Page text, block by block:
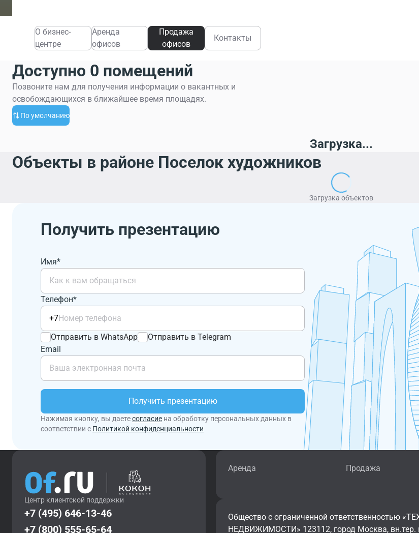
О бизнес-
центре
Аренда
офисов
Продажа
офисов
Контакты
Доступно 0 помещений
Позвоните нам для получения информации о вакантных и
освобождающихся в ближайшее время площадях.
По умолчанию
Загрузка...
Объекты в районе Поселок художников
Загрузка объектов
Получить презентацию
Имя*
Телефон*
+7
Отправить в WhatsApp
Отправить в Telegram
Email
Получить презентацию
Нажимая кнопку, вы даетесогласие на обработку персональных данных в
соответствии с Политикой конфиденциальности
Центр клиентской поддержки
+7 (495) 646-13-46
+7 (800) 555-65-64
Аренда Продажа
Общество с ограниченной ответственностью
НЕДВИЖИМОСТИ» 123112, город Москва, вн.тер.